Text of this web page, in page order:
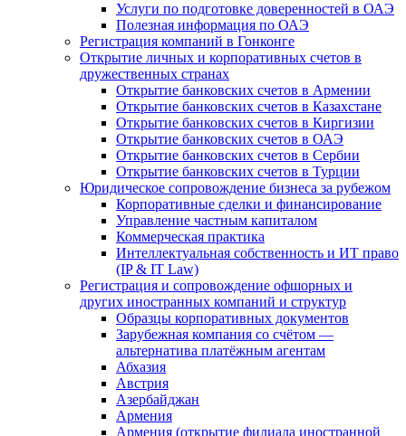
Услуги по подготовке доверенностей в ОАЭ
Полезная информация по ОАЭ
Регистрация компаний в Гонконге
Открытие личных и корпоративных счетов в
дружественных странах
Открытие банковских счетов в Армении
Открытие банковских счетов в Казахстане
Открытие банковских счетов в Киргизии
Открытие банковских счетов в ОАЭ
Открытие банковских счетов в Сербии
Открытие банковских счетов в Турции
Юридическое сопровождение бизнеса за рубежом
Корпоративные сделки и финансирование
Управление частным капиталом
Коммерческая практика
Интеллектуальная собственность и ИТ право
(IP & IT Law)
Регистрация и сопровождение офшорных и
других иностранных компаний и структур
Образцы корпоративных документов
Зарубежная компания со счётом —
альтернатива платёжным агентам
Абхазия
Австрия
Азербайджан
Армения
Армения (открытие филиала иностранной